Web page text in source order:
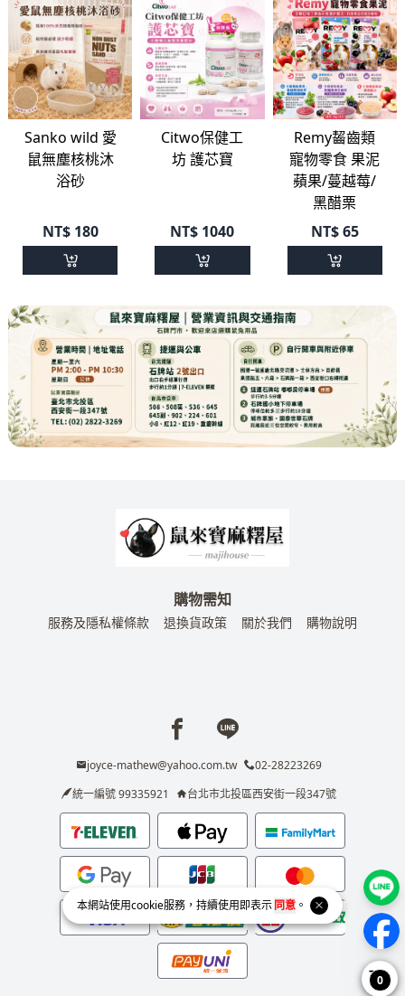
本網站使用cookie服務，持續使用即表示同意 。
Sanko wild 愛
鼠無塵核桃沐
浴砂
NT$180
Citwo保健工
坊 護芯寶
NT$ 1040
Remy齧齒類
寵物零食 果泥
蘋果/蔓越莓/
黑醋栗
NT$65
購物需知
服務及隱私權條款 退換貨政策 關於我們 購物說明
Facebook page
Line page
joyce-mathew@yahoo.com.tw
02-28223269
統一編號 99335921
台北市北投區西安街一段347號
0